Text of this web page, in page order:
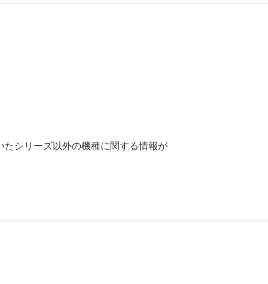
シリーズ以外の機種に関する情報が